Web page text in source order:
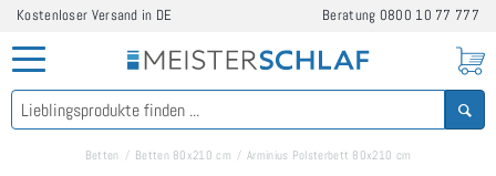
Kostenloser Versand in DE Beratung 0800 10 77 777
Betten Betten 80x210 cm Arminius Polsterbett 80x210 cm